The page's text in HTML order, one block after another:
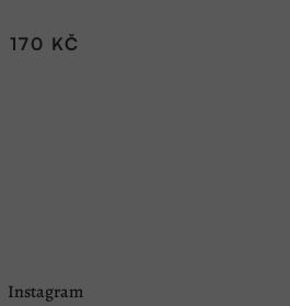
170 KČ
Instagram